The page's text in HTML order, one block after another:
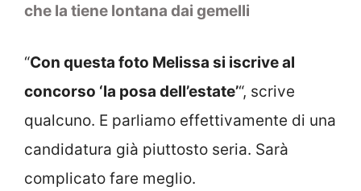
che la tiene lontana dai gemelli
“Con questa foto Melissa si iscrive al
concorso ‘la posa dell’estate’“, scrive
qualcuno. E parliamo effettivamente di una
candidatura già piuttosto seria. Sarà
complicato fare meglio.